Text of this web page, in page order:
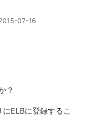
07-16
？
ELBに登録するこ